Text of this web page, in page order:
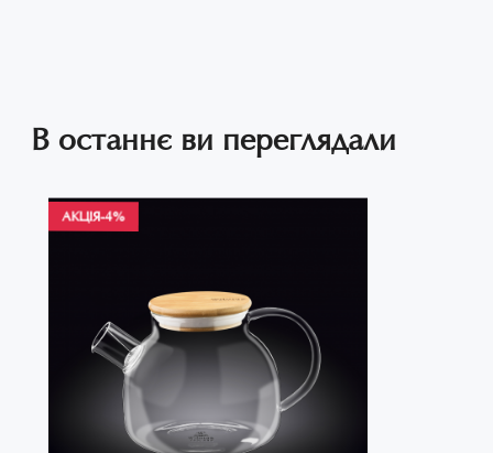
В останнє ви переглядали
АКЦІЯ-4%